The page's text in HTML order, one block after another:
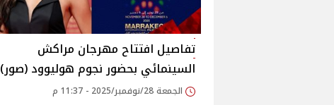
تفاصيل افتتاح مهرجان مراكش
السينمائي بحضور نجوم هوليوود (صور)
الجمعة 28/نوفمبر/2025 - 11:37 م